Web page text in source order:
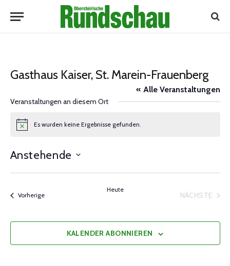
Gasthaus Kaiser, St. Marein-Frauenberg
« Alle Veranstaltungen
Veranstaltungen an diesem Ort
Notice Es wurden keine Ergebnisse gefunden.
Anstehende
VorherigeVeranstaltungen
Heute
NÄCHSTE
KALENDER ABONNIEREN